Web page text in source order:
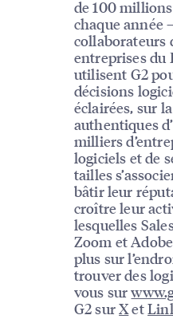
de 100
chaque année
collaborateurs
entreprises du
utilisent G2
décisions
éclairées, sur
authentiques
milliers
logiciels et de
tailles
bâtir leur
croître leur
lesquelles
Zoom et
plus sur
trouver des
vous sur
G2 surXet